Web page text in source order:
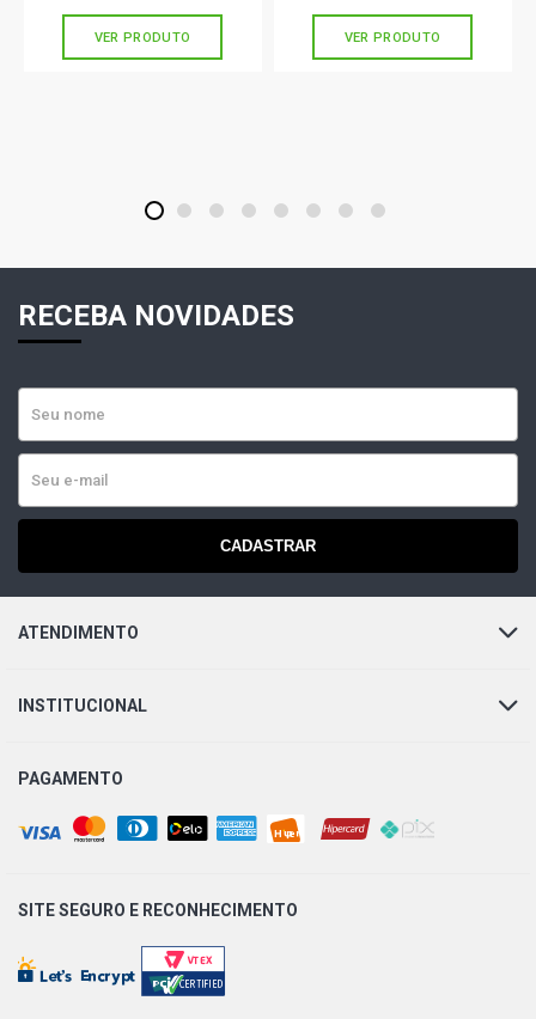
VER PRODUTO VER PRODUTO
1 2 3 4 5 6 7 8
RECEBA NOVIDADES
CADASTRAR
ATENDIMENTO
INSTITUCIONAL
PAGAMENTO
SITE SEGURO E RECONHECIMENTO